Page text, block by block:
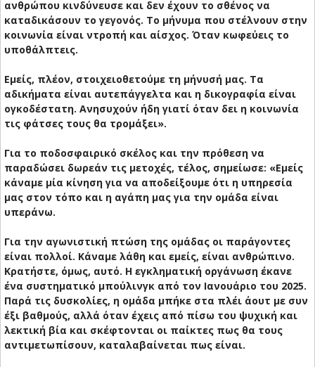
ανθρώπου κινδύνευσε και δεν έχουν το σθένος να
καταδικάσουν το γεγονός. Το μήνυμα που στέλνουν στην
κοινωνία είναι ντροπή και αίσχος. Όταν κωφεύεις το
υποθάλπτεις.
Εμείς, πλέον, στοιχειοθετούμε τη μήνυσή μας. Τα
αδικήματα είναι αυτεπάγγελτα και η δικογραφία είναι
ογκοδέστατη. Ανησυχούν ήδη γιατί όταν δει η κοινωνία
τις φάτσες τους θα τρομάξει».
Για το ποδοσφαιρικό σκέλος και την πρόθεση να
παραδώσει δωρεάν τις μετοχές, τέλος, σημείωσε: «Εμείς
κάναμε μία κίνηση για να αποδείξουμε ότι η υπηρεσία
μας στον τόπο και η αγάπη μας για την ομάδα είναι
υπεράνω.
Για την αγωνιστική πτώση της ομάδας οι παράγοντες
είναι πολλοί. Κάναμε λάθη και εμείς, είναι ανθρώπινο.
Κρατήστε, όμως, αυτό. Η εγκληματική οργάνωση έκανε
ένα συστηματικό μπούλινγκ από τον Ιανουάριο του 2025.
Παρά τις δυσκολίες, η ομάδα μπήκε στα πλέι άουτ με συν
έξι βαθμούς, αλλά όταν έχεις από πίσω του ψυχική και
λεκτική βία και σκέφτονται οι παίκτες πως θα τους
αντιμετωπίσουν, καταλαβαίνεται πως είναι.